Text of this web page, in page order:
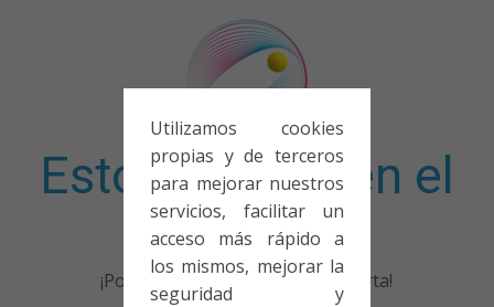
Utilizamos cookies
propias y de terceros
para mejorar nuestros
servicios, facilitar un
acceso más rápido a
los mismos, mejorar la
seguridad y
Esto no entra en el
examen
¡Porque no solo el examen importa!